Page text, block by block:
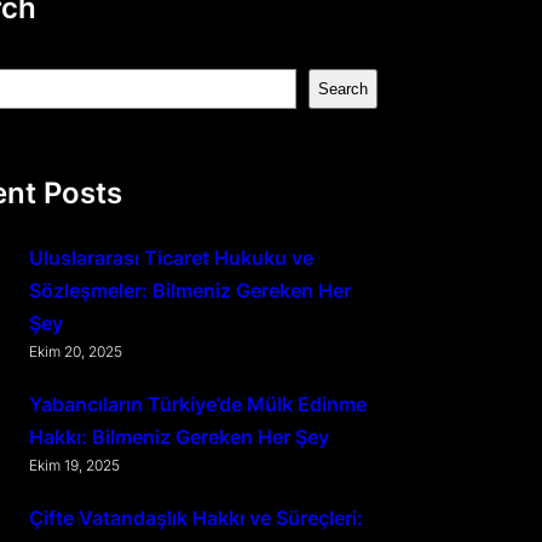
Search
Posts
Uluslararası Ticaret Hukuku ve
Sözleşmeler: Bilmeniz Gereken Her
Şey
Ekim 20, 2025
Yabancıların Türkiye’de Mülk Edinme
Hakkı: Bilmeniz Gereken Her Şey
Ekim 19, 2025
Çifte Vatandaşlık Hakkı ve Süreçleri: